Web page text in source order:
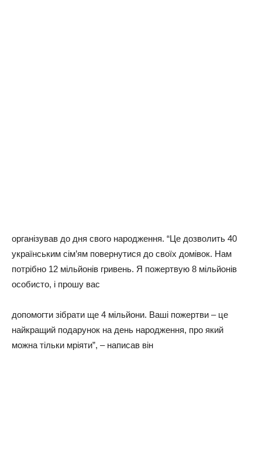
організував до дня свого народження. “Це дозволить 40
українським сім’ям повернутися до своїх домівок. Нам
потрібно 12 мільйонів гривень. Я пожертвую 8 мільйонів
особисто, і прошу вас
допомогти зібрати ще 4 мільйони. Ваші пожертви – це
найкращий подарунок на день народження, про який
можна тільки мріяти”, – написав він